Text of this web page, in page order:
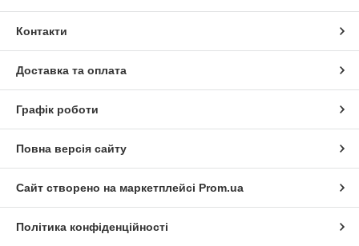
Контакти
Доставка та оплата
Графік роботи
Повна версія сайту
Сайт створено на маркетплейсі Prom.ua
Політика конфіденційності